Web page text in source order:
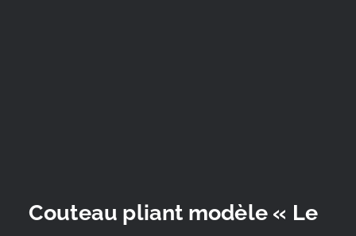
Couteau pliant modèle « Le